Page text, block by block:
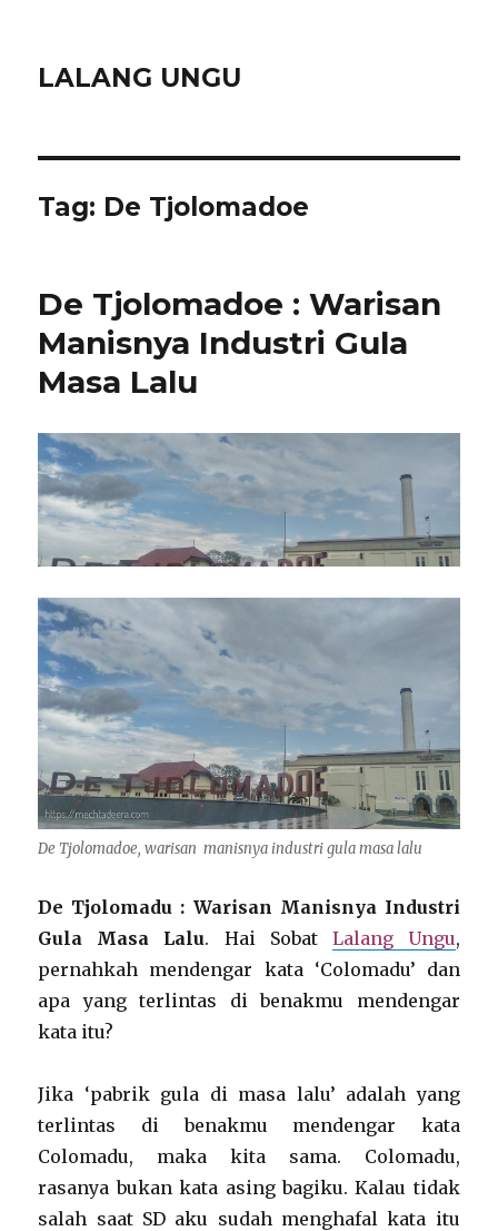
LALANG UNGU
Tag: De Tjolomadoe
De Tjolomadoe : Warisan
Manisnya Industri Gula
Masa Lalu
De Tjolomadoe, warisan manisnya industri gula masa lalu
De Tjolomadu : Warisan Manisnya Industri
Gula Masa Lalu. Hai Sobat Lalang Ungu,
pernahkah mendengar kata ‘Colomadu’ dan
apa yang terlintas di benakmu mendengar
kata itu?
Jika ‘pabrik gula di masa lalu’ adalah yang
terlintas di benakmu mendengar kata
Colomadu, maka kita sama. Colomadu,
rasanya bukan kata asing bagiku. Kalau tidak
salah saat SD aku sudah menghafal kata itu